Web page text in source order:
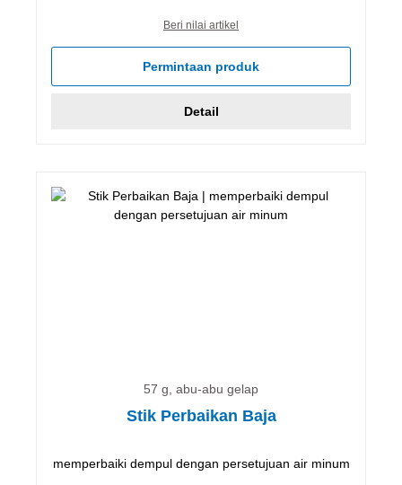
Beri nilai artikel
Permintaan produk
Detail
57 g, abu-abu gelap
Stik Perbaikan Baja
memperbaiki dempul dengan persetujuan air minum